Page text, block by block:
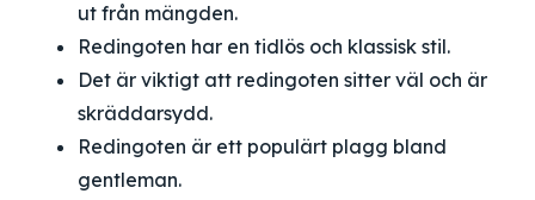
ut från mängden.
Redingoten har en tidlös och klassisk stil.
Det är viktigt att redingoten sitter väl och är
skräddarsydd.
Redingoten är ett populärt plagg bland
gentleman.